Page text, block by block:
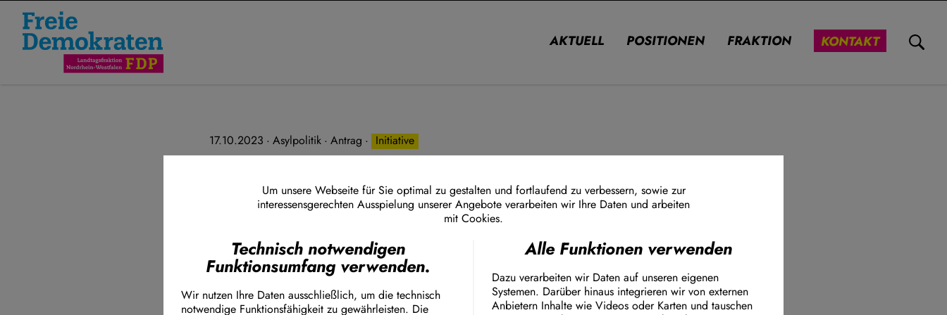
AKTUELL POSITIONEN FRAKTION KONTAKT
17.10.2023 Asylpolitik Antrag Initiative
Beitrag zur Umsetzung des Beschlusses der
Ministerpräsidentenkonferenz leisten
Um unsere Webseite für Sie optimal zu gestalten und fortlaufend zu verbessern, sowie zur
interessensgerechten Ausspielung unserer Angebote verarbeiten wir Ihre Daten und arbeiten
mit Cookies.
Technisch notwendigen
Funktionsumfang verwenden.
Wir nutzen Ihre Daten ausschließlich, um die technisch
notwendige Funktionsfähigkeit zu gewährleisten. Die
Alle Funktionen verwenden
Dazu verarbeiten wir Daten auf unseren eigenen
Systemen. Darüber hinaus integrieren wir von externen
Anbietern Inhalte wie Videos oder Karten und tauschen
Facebook Embed / Facebook Connect
Twitter Embed
Instagram Embed
Ich stimme zu